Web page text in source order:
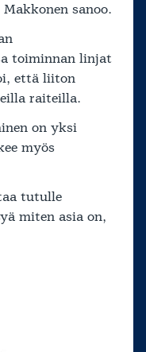
sanoo.
toiminnan linjat
että liiton
raiteilla.
on yksi
myös
tutulle
miten asia on,